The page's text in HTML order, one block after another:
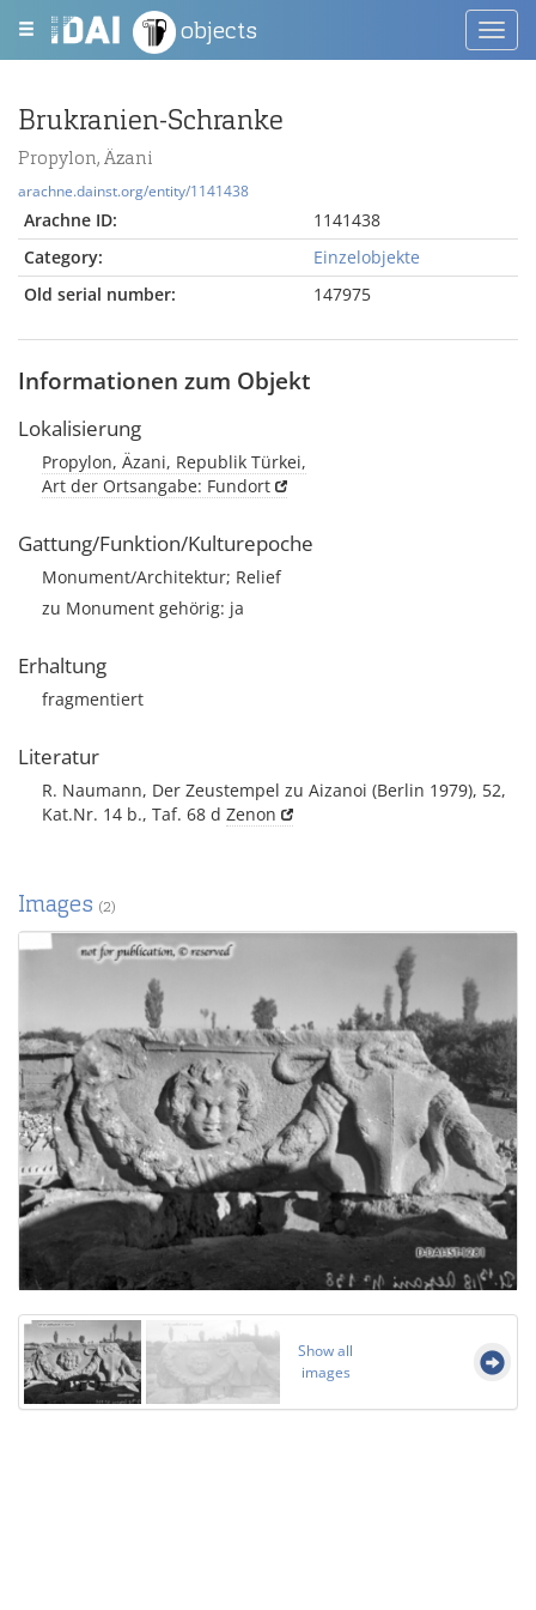
objects
Brukranien-Schranke
Propylon, Äzani
arachne.dainst.org/entity/1141438
Arachne ID:
1141438
Category:
Einzelobjekte
Old serial number:
147975
Informationen zum Objekt
Lokalisierung
Propylon, Äzani, Republik Türkei,
Art der Ortsangabe: Fundort
Gattung/Funktion/Kulturepoche
Monument/Architektur; Relief
zu Monument gehörig: ja
Erhaltung
fragmentiert
Literatur
R. Naumann, Der Zeustempel zu Aizanoi (Berlin 1979), 52,
Kat.Nr. 14 b., Taf. 68 d Zenon
Images (2)
Show all
images